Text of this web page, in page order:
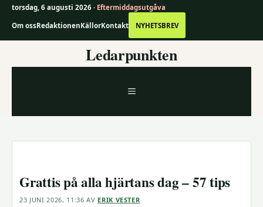
torsdag, 6 augusti 2026 · Eftermiddagsutgåva
Om ossRedaktionenKällorKontakt NYHETSBREV
Ledarpunkten
MENY
Grattis på alla hjärtans dag – 57 tips
23 JUNI 2026, 11:36 AV ERIK VESTER